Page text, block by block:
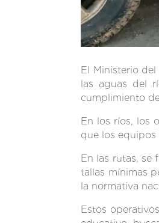
El Ministerio
las aguas del
cumplimiento
En los ríos, los
que los
En las rutas, se
tallas mínimas
la normativa
Estos